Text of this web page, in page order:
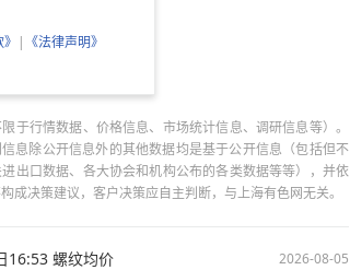
| 《法律声明》
于行情数据、价格信息、市场统计信息、调研信息等）。
息除公开信息外的其他数据均是基于公开信息（包括但不
出口数据、各大协会和机构公布的各类数据等等），并依
决策建议，客户决策应自主判断，与上海有色网无关。
16:53 螺纹均价 2026-08-05